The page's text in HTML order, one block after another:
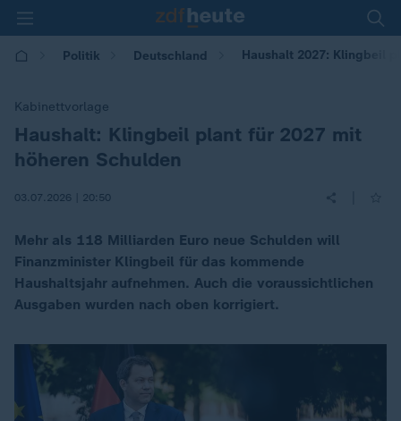
Politik Deutschland Haushalt 2027: Klingbeil
Kabinettvorlage
:Haushalt: Klingbeil plant für 2027 mit
höheren Schulden
03.07.2026 | 20:50
Mehr als 118 Milliarden Euro neue Schulden will
Finanzminister Klingbeil für das kommende
Haushaltsjahr aufnehmen. Auch die voraussichtlichen
Ausgaben wurden nach oben korrigiert.